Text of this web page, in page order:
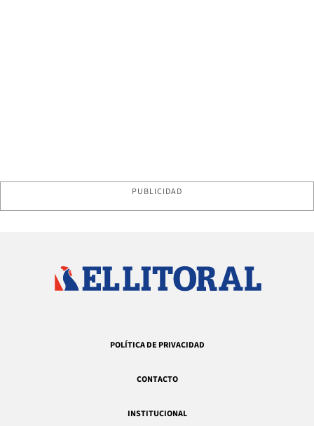
PUBLICIDAD
POLÍTICA DE PRIVACIDAD
CONTACTO
INSTITUCIONAL